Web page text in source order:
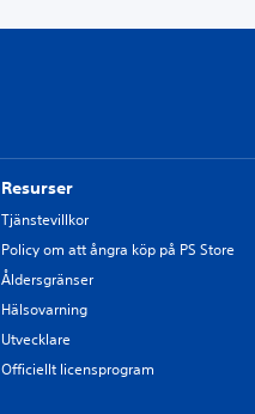
Resurser
Tjänstevillkor
Policy om att ångra köp på PS Store
Åldersgränser
Hälsovarning
Utvecklare
Officiellt licensprogram